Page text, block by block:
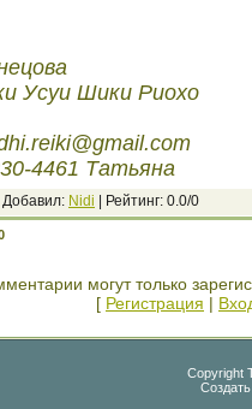
Усуи Шики Риохо
4461 Татьяна
Добавил: Nidi | Рейтинг: 0.0/0
могут только
[ Регистрация |
Copyright